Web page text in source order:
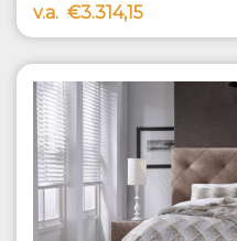
v.a. €3.314,15